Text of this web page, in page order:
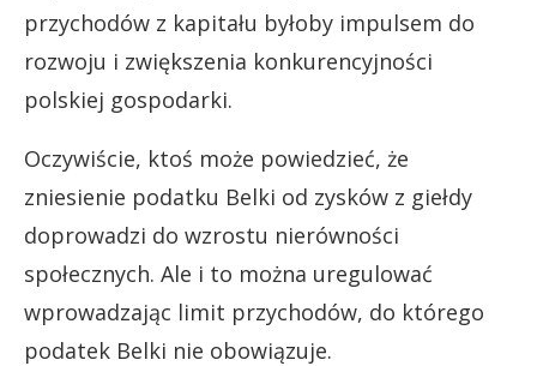
przychodów z kapitału byłoby impulsem do
rozwoju i zwiększenia konkurencyjności
polskiej gospodarki.
Oczywiście, ktoś może powiedzieć, że
zniesienie podatku Belki od zysków z giełdy
doprowadzi do wzrostu nierówności
społecznych. Ale i to można uregulować
wprowadzając limit przychodów, do którego
podatek Belki nie obowiązuje.